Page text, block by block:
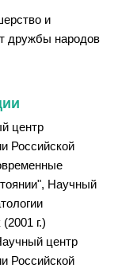
и
дружбы народов
центр
Российской
Научный
г.)
центр
Российской